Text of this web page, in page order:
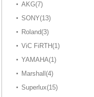
AKG(7)
SONY(13)
Roland(3)
ViC FiRTH(1)
YAMAHA(1)
Marshall(4)
Superlux(15)